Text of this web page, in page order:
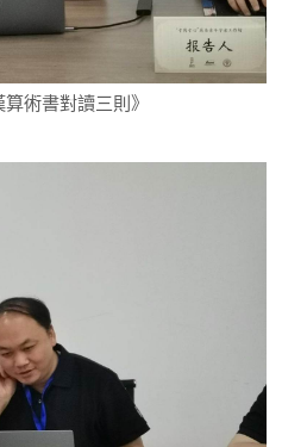
術書對讀三則》